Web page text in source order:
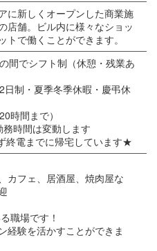
に新しくオープンした商業施
店舗。ビル内に様々なショッ
で働くことができます。
間でシフト制（休憩・残業あ
制・夏季冬季休暇・慶弔休
時間まで）
時間は変動します
終電までに帰宅しています★
カフェ、居酒屋、焼肉屋な
職場です！
経験を活かすことができま